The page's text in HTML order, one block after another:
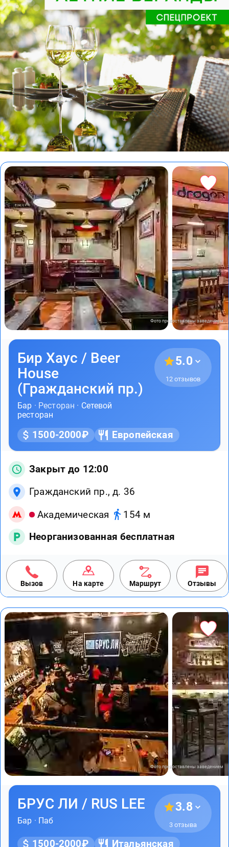
Фото предоставлены заведением
Бир Хаус / Beer
House
(Гражданский пр.)
Бар · Ресторан · Сетевой
ресторан
5.0
12 отзывов
1500-2000₽ Европейская
Закрыт до 12:00
Гражданский пр., д. 36
Академическая
154 м
Неорганизованная бесплатная
Вызов На карте Маршрут Отзывы
Фото предоставлены заведением
БРУС ЛИ / RUS LEE
Бар · Паб
3.8
3 отзыва
1500-2000₽ Итальянская